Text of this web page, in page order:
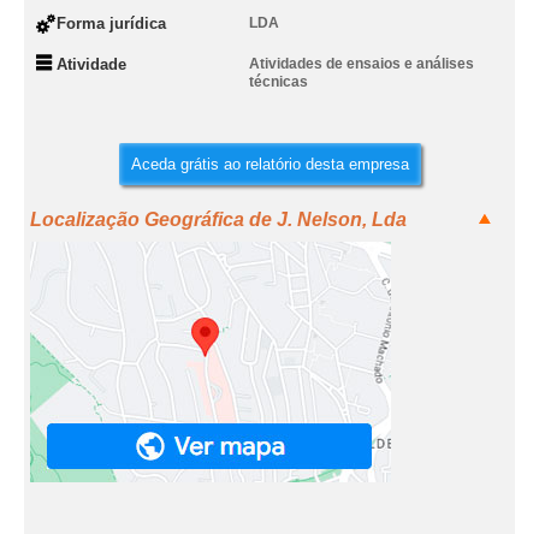
Forma jurídica LDA
Atividade
Atividades de ensaios e análises
técnicas
Aceda grátis ao relatório desta empresa
Localização Geográfica de J. Nelson, Lda